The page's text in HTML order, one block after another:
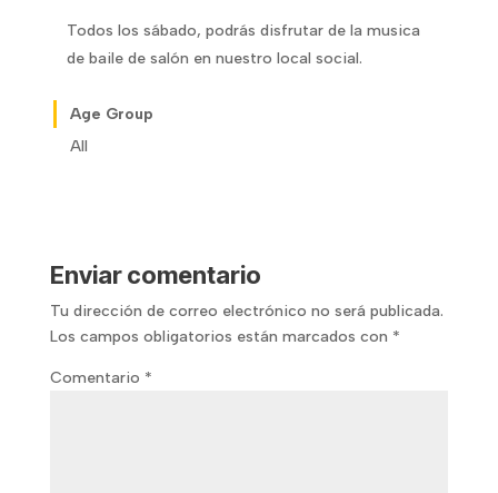
Todos los sábado, podrás disfrutar de la musica
de baile de salón en nuestro local social.
Age Group
All
Enviar comentario
Tu dirección de correo electrónico no será publicada.
Los campos obligatorios están marcados con *
Comentario *